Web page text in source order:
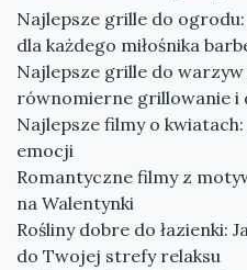
Najlepsze grille do
dla każdego miłośnika
Najlepsze grille do
równomierne grillowanie i
Najlepsze filmy o
emocji
Romantyczne filmy z
na Walentynki
Rośliny dobre do łazienki:
do Twojej strefy relaksu